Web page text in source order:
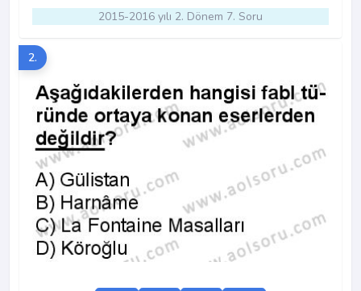
2015-2016 yılı 2. Dönem 7. Soru
2.